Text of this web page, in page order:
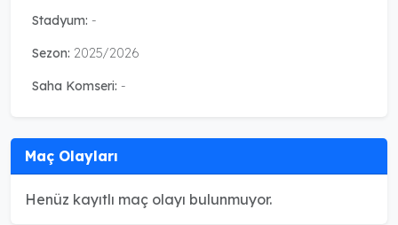
Stadyum: -
Sezon: 2025/2026
Saha Komseri: -
Maç Olayları
Henüz kayıtlı maç olayı bulunmuyor.